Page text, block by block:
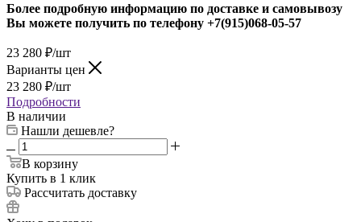
Более подробную информацию по доставке и самовывозу
Вы можете получить по телефону +7(915)068-05-57
23 280 ₽/шт
Варианты цен
23 280 ₽/шт
Подробности
В наличии
Нашли дешевле?
В корзину
Купить в 1 клик
Рассчитать доставку